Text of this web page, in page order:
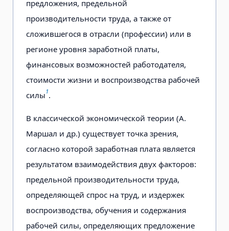
предложения, предельной
производительности труда, а также от
сложившегося в отрасли (профессии) или в
регионе уровня заработной платы,
финансовых возможностей работодателя,
стоимости жизни и воспроизводства рабочей
силы1.
В классической экономической теории (А.
Маршал и др.) существует точка зрения,
согласно которой заработная плата является
результатом взаимодействия двух факторов:
предельной производительности труда,
определяющей спрос на труд, и издержек
воспроизводства, обучения и содержания
рабочей силы, определяющих предложение